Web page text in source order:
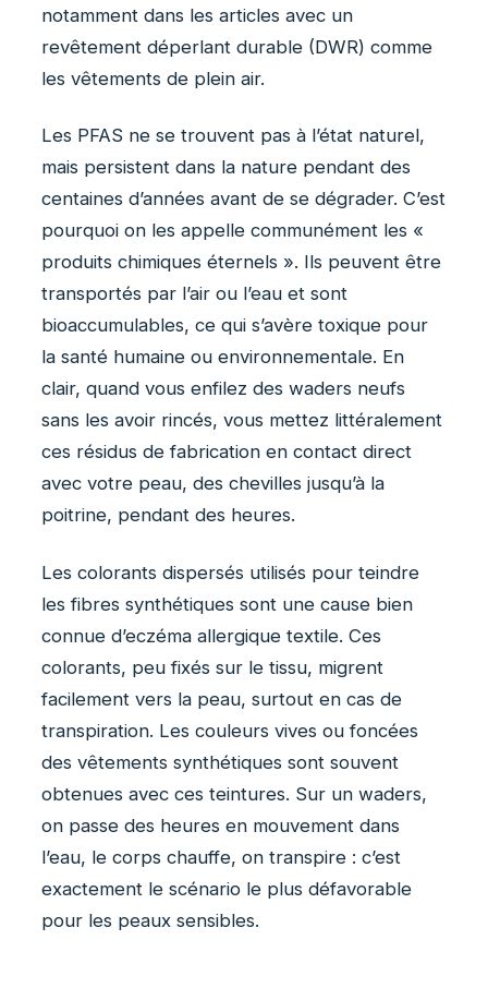
notamment dans les articles avec un
revêtement déperlant durable (DWR) comme
les vêtements de plein air.
Les PFAS ne se trouvent pas à l’état naturel,
mais persistent dans la nature pendant des
centaines d’années avant de se dégrader. C’est
pourquoi on les appelle communément les «
produits chimiques éternels ». Ils peuvent être
transportés par l’air ou l’eau et sont
bioaccumulables, ce qui s’avère toxique pour
la santé humaine ou environnementale. En
clair, quand vous enfilez des waders neufs
sans les avoir rincés, vous mettez littéralement
ces résidus de fabrication en contact direct
avec votre peau, des chevilles jusqu’à la
poitrine, pendant des heures.
Les colorants dispersés utilisés pour teindre
les fibres synthétiques sont une cause bien
connue d’eczéma allergique textile. Ces
colorants, peu fixés sur le tissu, migrent
facilement vers la peau, surtout en cas de
transpiration. Les couleurs vives ou foncées
des vêtements synthétiques sont souvent
obtenues avec ces teintures. Sur un waders,
on passe des heures en mouvement dans
l’eau, le corps chauffe, on transpire : c’est
exactement le scénario le plus défavorable
pour les peaux sensibles.